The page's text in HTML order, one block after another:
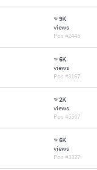
9K
views
2445
6K
views
3167
2K
views
5507
6K
views
3327